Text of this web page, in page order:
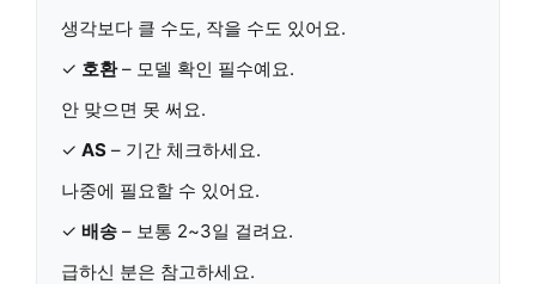
생각보다 클 수도, 작을 수도 있어요.
✓ 호환– 모델 확인 필수예요.
안 맞으면 못 써요.
✓ AS – 기간 체크하세요.
나중에 필요할 수 있어요.
✓ 배송 – 보통 2~3일 걸려요.
급하신 분은 참고하세요.